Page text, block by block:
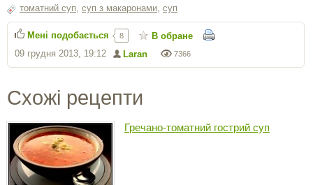
томатний суп, суп з макаронами, суп
7366
Laran
09 грудня 2013, 19:12
Мені подобається 8 В обране
Схожі рецепти
Гречано-томатний гострий суп